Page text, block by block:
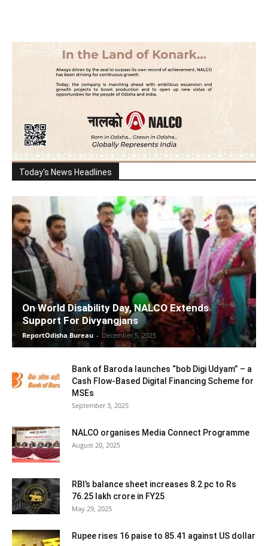
Today's News Headlines
On World Disability Day, NALCO Extends
Support For Divyangjans
ReportOdisha Bureau - December 5, 2025
Bank of Baroda launches “bob Digi Udyam” – a
Cash Flow-Based Digital Financing Scheme for
MSEs
September 3, 2025
NALCO organises Media Connect Programme
August 20, 2025
RBI’s balance sheet increases 8.2 pc to Rs
76.25 lakh crore in FY25
May 29, 2025
Rupee rises 16 paise to 85.41 against US dollar